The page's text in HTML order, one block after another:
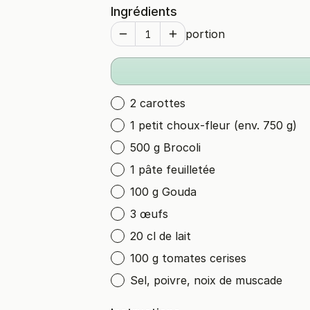
Ingrédients
portion
2 carottes
1 petit choux-fleur (env. 750 g)
500 g Brocoli
1 pâte feuilletée
100 g Gouda
3 œufs
20 cl de lait
100 g tomates cerises
Sel, poivre, noix de muscade